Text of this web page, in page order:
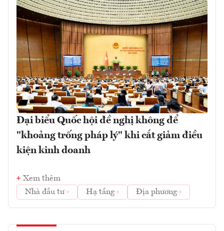
Đại biểu Quốc hội đề nghị không để
"khoảng trống pháp lý" khi cắt giảm điều
kiện kinh doanh
Xem thêm
Nhà đầu tư
Hạ tầng Địa phương